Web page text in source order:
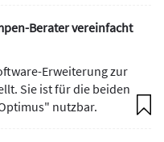
Berater vereinfacht
Erweiterung zur
Sie ist für die beiden
nutzbar.